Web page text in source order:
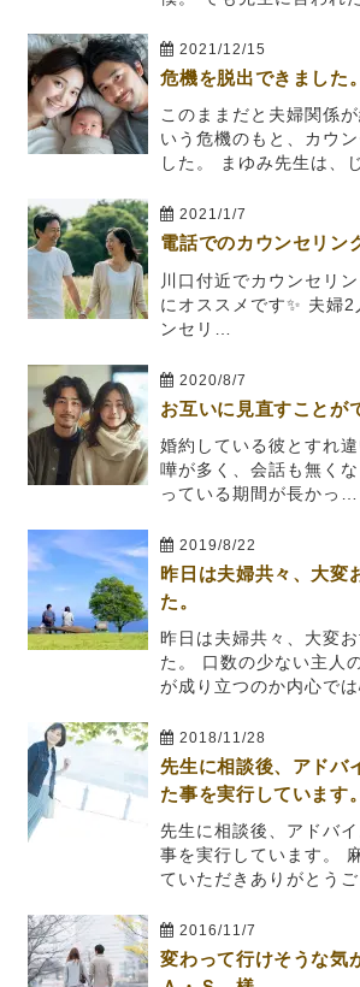
2021/12/15
危機を脱出できました。
このままだと夫婦関係
いう危機のもと、カウ
した。 まゆみ先生は、
2021/1/7
電話でのカウンセリン
川口付近でカウンセリ
にオススメです✨ 夫婦
ンセリ…
2020/8/7
お互いに見直すことが
婚約している彼とすれ
嘩が多く、会話も無く
っている期間が長かっ…
2019/8/22
昨日は夫婦共々、大変
た。
昨日は夫婦共々、大変
た。 口数の少ない主人
が成り立つのか内心で
2018/11/28
先生に相談後、アドバ
た事を実行していま
先生に相談後、アドバ
事を実行しています。
ていただきありがとう
2016/11/7
変わって行けそうな気